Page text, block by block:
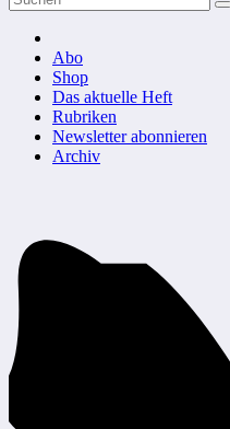
Abo
Shop
Das aktuelle Heft
Rubriken
Newsletter abonnieren
Archiv